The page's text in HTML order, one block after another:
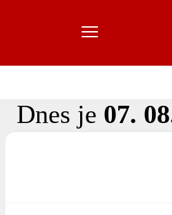
Dnes je 07.